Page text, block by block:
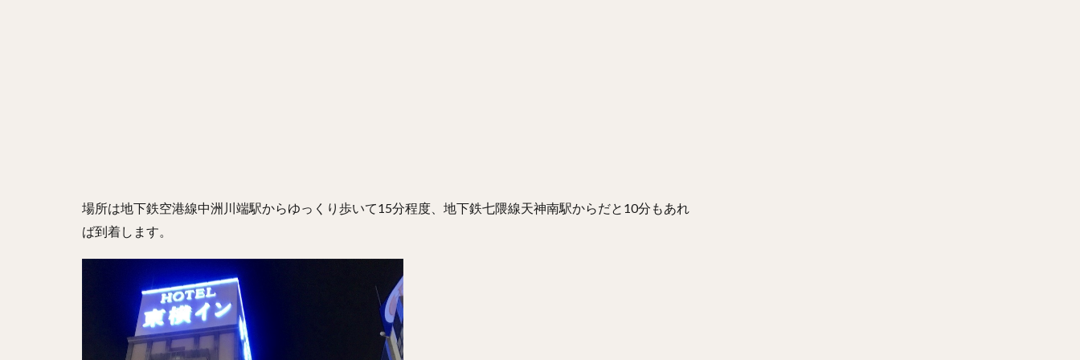
場所は地下鉄空港線中洲川端駅からゆっくり歩いて15分程度、地下鉄七隈線天神南駅からだと10分もあれ
ば到着します。